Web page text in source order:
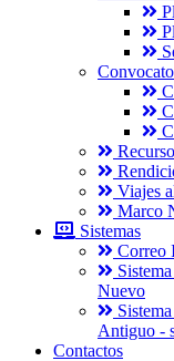
Viajes
Marco
Sistemas
Correo
Nuevo
Antiguo -
Contactos